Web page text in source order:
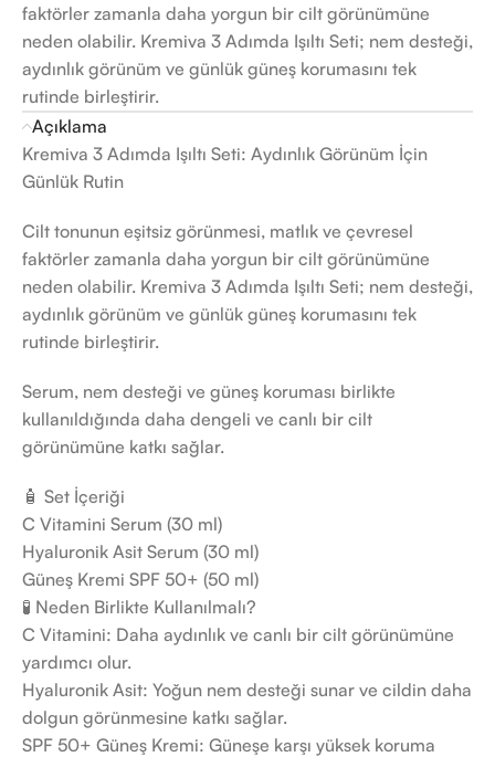
faktörler zamanla daha yorgun bir cilt görünümüne
neden olabilir. Kremiva 3 Adımda Işıltı Seti; nem desteği,
aydınlık görünüm ve günlük güneş korumasını tek
rutinde birleştirir.
Açıklama
Kremiva 3 Adımda Işıltı Seti: Aydınlık Görünüm İçin
Günlük Rutin
Cilt tonunun eşitsiz görünmesi, matlık ve çevresel
faktörler zamanla daha yorgun bir cilt görünümüne
neden olabilir. Kremiva 3 Adımda Işıltı Seti; nem desteği,
aydınlık görünüm ve günlük güneş korumasını tek
rutinde birleştirir.
Serum, nem desteği ve güneş koruması birlikte
kullanıldığında daha dengeli ve canlı bir cilt
görünümüne katkı sağlar.
🧴 Set İçeriği
C Vitamini Serum (30 ml)
Hyaluronik Asit Serum (30 ml)
Güneş Kremi SPF 50+ (50 ml)
🧪 Neden Birlikte Kullanılmalı?
C Vitamini: Daha aydınlık ve canlı bir cilt görünümüne
yardımcı olur.
Hyaluronik Asit: Yoğun nem desteği sunar ve cildin daha
dolgun görünmesine katkı sağlar.
SPF 50+ Güneş Kremi: Güneşe karşı yüksek koruma